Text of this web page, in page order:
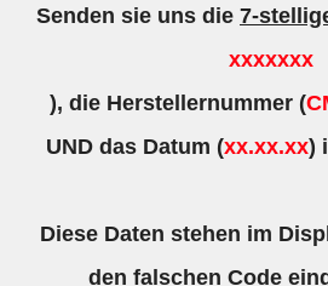
Senden sie uns die 7-
xxxxxxx
), die Herstellernummer (
UND das Datum (xx.xx.xx)
Diese Daten stehen im
den falschen Code